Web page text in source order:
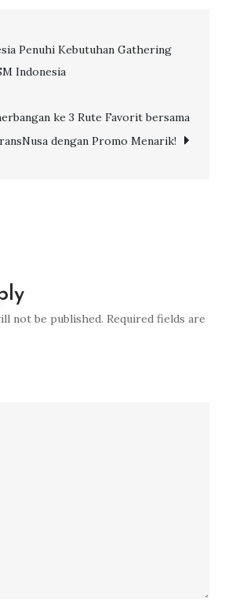
Penuhi Kebutuhan Gathering
Indonesia
ke 3 Rute Favorit bersama
dengan Promo Menarik!
not be published. Required fields are